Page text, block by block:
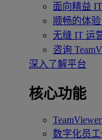
面向精益
顺畅的体验
无缝 IT 运
咨询
深入了解平台
核心功能
数字化员